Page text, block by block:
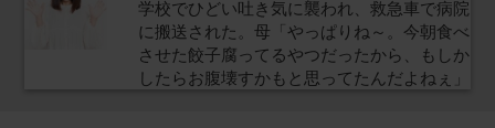
学校でひどい吐き気に襲われ、救急車で病院
に搬送された。母「やっぱりね～。今朝食べ
させた餃子腐ってるやつだったから、もしか
したらお腹壊すかもと思ってたんだよねぇ」